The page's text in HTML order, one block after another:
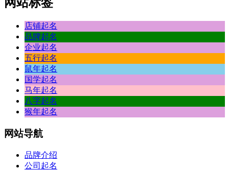
网站标签
店铺起名
品牌起名
企业起名
五行起名
鼠年起名
国学起名
马年起名
八字起名
猴年起名
网站导航
品牌介绍
公司起名